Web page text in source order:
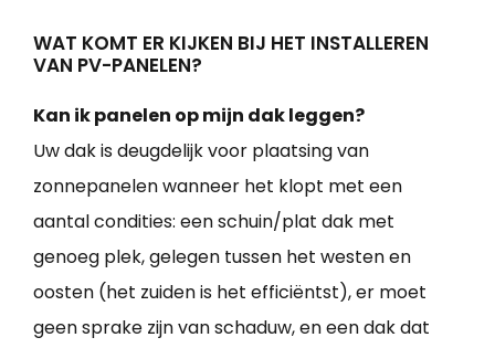
WAT KOMT ER KIJKEN BIJ HET INSTALLEREN
VAN PV-PANELEN?
Kan ik panelen op mijn dak leggen?
Uw dak is deugdelijk voor plaatsing van
zonnepanelen wanneer het klopt met een
aantal condities: een schuin/plat dak met
genoeg plek, gelegen tussen het westen en
oosten (het zuiden is het efficiëntst), er moet
geen sprake zijn van schaduw, en een dak dat